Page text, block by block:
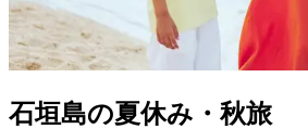
石垣島の夏休み・秋旅